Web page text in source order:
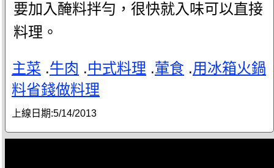
要加入醃料拌勻，很快就入味可以直接
料理。
主菜 .牛肉 .中式料理 .葷食 .用冰箱火鍋
料省錢做料理
上線日期:5/14/2013